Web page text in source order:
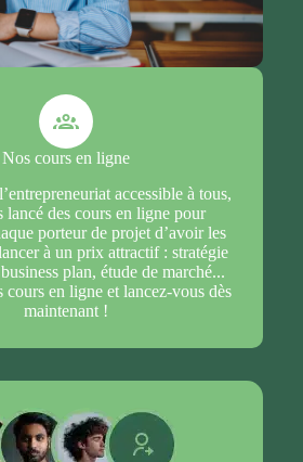
Nos cours en ligne
accessible à tous,
lancé des cours en ligne pour
porteur de projet d’avoir les
à un prix attractif : stratégie
plan, étude de marché...
cours en ligne et lancez-vous dès
maintenant !
sont adaptées aux enjeux des
privées et à impact,
structures de l'Économie Sociale et